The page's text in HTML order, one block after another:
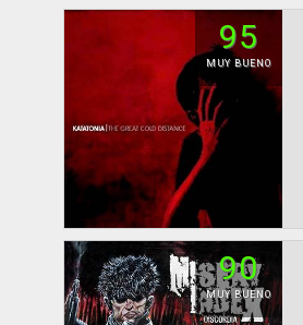
95
MUY BUENO
90
MUY BUENO